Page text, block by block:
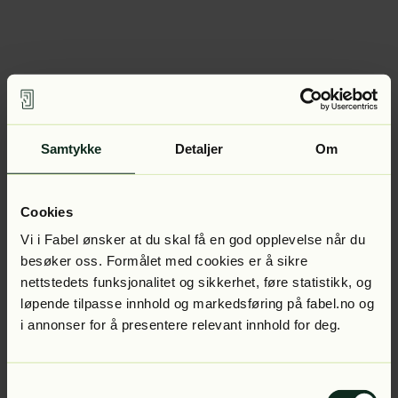
Samtykke Detaljer Om
Cookies
Vi i Fabel ønsker at du skal få en god opplevelse når du
besøker oss. Formålet med cookies er å sikre
nettstedets funksjonalitet og sikkerhet, føre statistikk, og
løpende tilpasse innhold og markedsføring på fabel.no og
i annonser for å presentere relevant innhold for deg.